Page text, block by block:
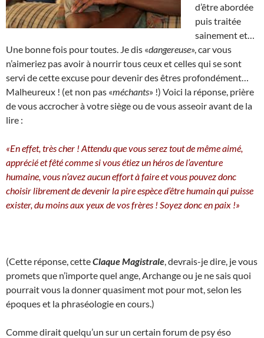
d’être abordée
puis traitée
sainement et…
Une bonne fois pour toutes. Je dis «dangereuse», car vous
n’aimeriez pas avoir à nourrir tous ceux et celles qui se sont
servi de cette excuse pour devenir des êtres profondément…
Malheureux ! (et non pas «méchants» !) Voici la réponse, prière
de vous accrocher à votre siège ou de vous asseoir avant de la
lire :
«En effet, très cher ! Attendu que vous serez tout de même aimé,
apprécié et fêté comme si vous étiez un héros de l’aventure
humaine, vous n’avez aucun effort à faire et vous pouvez donc
choisir librement de devenir la pire espèce d’être humain qui puisse
exister, du moins aux yeux de vos frères ! Soyez donc en paix !»
(Cette réponse, cetteClaque Magistrale , devrais-je dire, je vous
promets que n’importe quel ange, Archange ou je ne sais quoi
pourrait vous la donner quasiment mot pour mot, selon les
époques et la phraséologie en cours.)
Comme dirait quelqu’un sur un certain forum de psy éso